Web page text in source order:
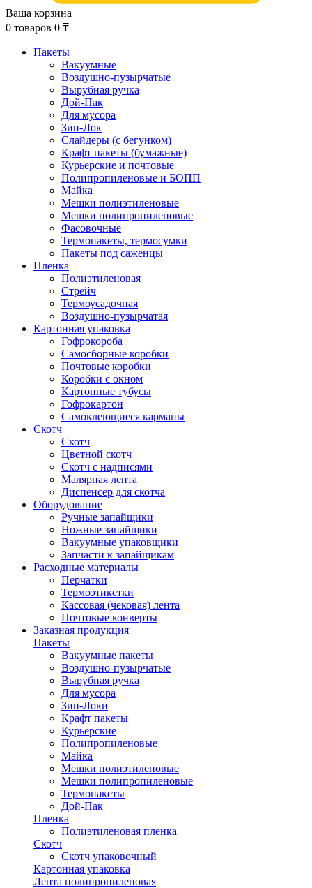
Ваша корзина
0 товаров 0 ₸
Пакеты
Вакуумные
Воздушно-пузырчатые
Вырубная ручка
Дой-Пак
Для мусора
Зип-Лок
Слайдеры (с бегунком)
Крафт пакеты (бумажные)
Курьерские и почтовые
Полипропиленовые и БОПП
Майка
Мешки полиэтиленовые
Мешки полипропиленовые
Фасовочные
Термопакеты, термосумки
Пакеты под саженцы
Пленка
Полиэтиленовая
Стрейч
Термоусадочная
Воздушно-пузырчатая
Картонная упаковка
Гофрокороба
Самосборные коробки
Почтовые коробки
Коробки с окном
Картонные тубусы
Гофрокартон
Самоклеющиеся карманы
Скотч
Скотч
Цветной скотч
Скотч с надписями
Малярная лента
Диспенсер для скотча
Оборудование
Ручные запайщики
Ножные запайщики
Вакуумные упаковщики
Запчасти к запайщикам
Расходные материалы
Перчатки
Термоэтикетки
Кассовая (чековая) лента
Почтовые конверты
Заказная продукция
Пакеты
Вакуумные пакеты
Воздушно-пузырчатые
Вырубная ручка
Для мусора
Зип-Локи
Крафт пакеты
Курьерские
Полипропиленовые
Майка
Мешки полиэтиленовые
Мешки полипропиленовые
Термопакеты
Дой-Пак
Пленка
Полиэтиленовая пленка
Скотч
Скотч упаковочный
Картонная упаковка
Лента полипропиленовая